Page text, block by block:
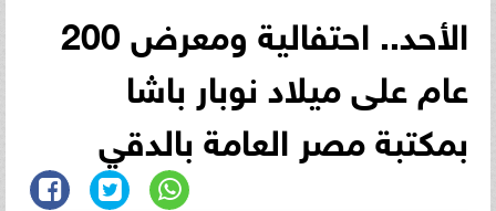
الأحد.. احتفالية ومعرض 200
عام على ميلاد نوبار باشا
بمكتبة مصر العامة بالدقي